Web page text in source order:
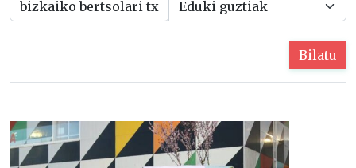
Bilatu